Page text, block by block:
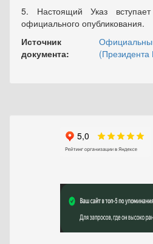
5. Настоящий Указ
официального опубликования.
Источник
документа: